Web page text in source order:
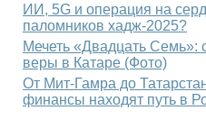
ИИ, 5G и операция на
паломников хадж-2025?
Мечеть «Двадцать
веры в Катаре (Фото)
От Мит-Гамра до
финансы находят путь в